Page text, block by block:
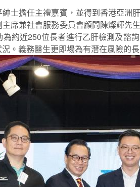
士擔任主禮嘉賓，並得到香港亞
席兼社會服務委員會顧問陳燦輝
約近250位長者進行乙肝檢測及諮
。義務醫生更即場為有潛在風險的